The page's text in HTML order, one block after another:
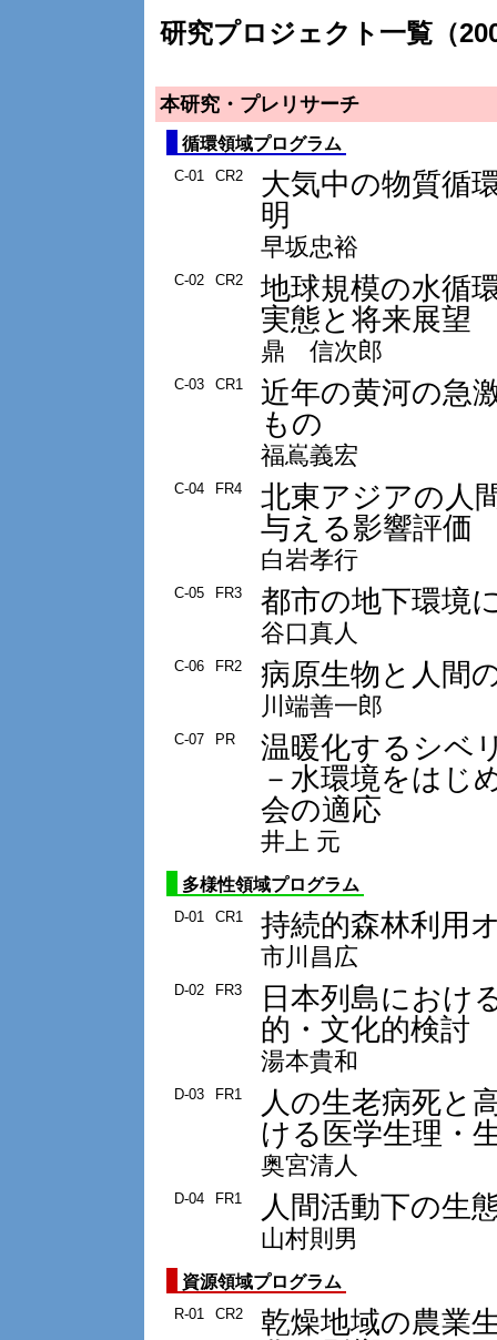
研究プロジェクト一覧（
本研究・プレリサーチ
循環領域プログラム
C-01 CR2
大気中の物質循
明
早坂忠裕
C-02 CR2
地球規模の水循
実態と将来展望
鼎 信次郎
C-03 CR1
近年の黄河の急
もの
福嶌義宏
C-04 FR4
北東アジアの人
与える影響評価
白岩孝行
C-05 FR3 都市の地下環境
谷口真人
C-06 FR2 病原生物と人間
川端善一郎
C-07 PR
温暖化するシベ
－水環境をはじ
会の適応
井上 元
多様性領域プログラム
D-01 CR1 持続的森林利用
市川昌広
D-02 FR3
日本列島におけ
的・文化的検討
湯本貴和
D-03 FR1
人の生老病死と
ける医学生理・
奥宮清人
D-04 FR1 人間活動下の生
山村則男
資源領域プログラム
R-01 CR2
乾燥地域の農業